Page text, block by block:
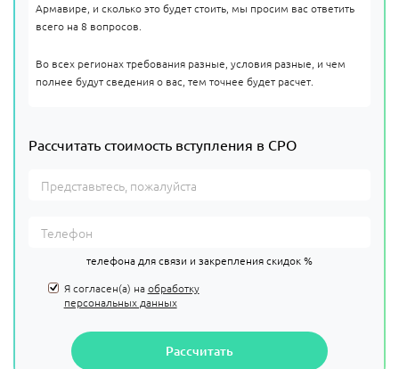
Армавире, и сколько это будет стоить, мы просим вас ответить
всего на 8 вопросов.
Во всех регионах требования разные, условия разные, и чем
полнее будут сведения о вас, тем точнее будет расчет.
Рассчитать стоимость вступления в СРО
телефона для связи и закрепления скидок %
Я согласен(а) наобработку
персональных данных
Рассчитать